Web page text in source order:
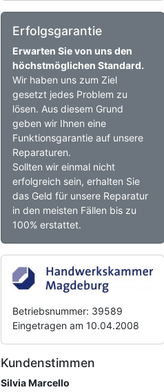
Erfolgsgarantie
Erwarten Sie von uns den
höchstmöglichen Standard.
Wir haben uns zum Ziel
gesetzt jedes Problem zu
lösen. Aus diesem Grund
geben wir Ihnen eine
Funktionsgarantie auf unsere
Reparaturen.
Sollten wir einmal nicht
erfolgreich sein, erhalten Sie
das Geld für unsere Reparatur
in den meisten Fällen bis zu
100% erstattet.
Betriebsnummer: 39589
Eingetragen am 10.04.2008
Kundenstimmen
Silvia Marcello